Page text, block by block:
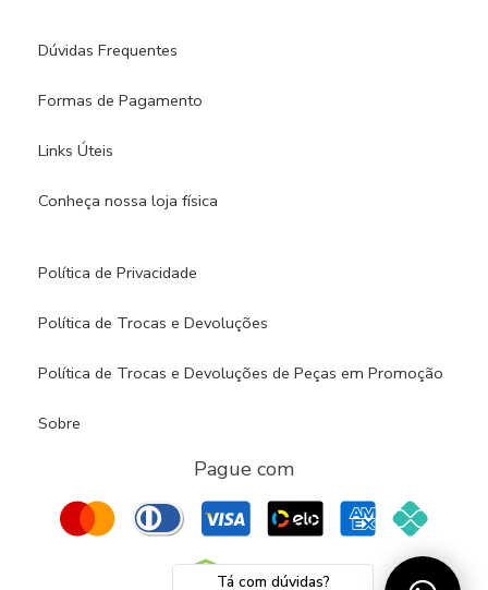
Dúvidas Frequentes
Formas de Pagamento
Links Úteis
Conheça nossa loja física​
Política de Privacidade
Política de Trocas e Devoluções
Política de Trocas e Devoluções de Peças em Promoção
Sobre
Pague com
Tá com dúvidas?